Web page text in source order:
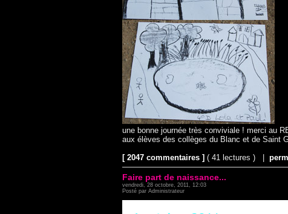
une bonne journée très conviviale ! merci au
aux élèves des collèges du Blanc et de Saint
[ 2047 commentaires ] ( 41 lectures ) |
Faire part de naissance...
vendredi, 28 octobre, 2011, 12:03
Posté par Administrateur